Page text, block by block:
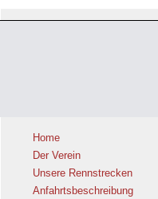
Home
Der Verein
Unsere Rennstrecken
Anfahrtsbeschreibung